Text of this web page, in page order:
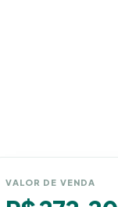
VALOR DE VENDA